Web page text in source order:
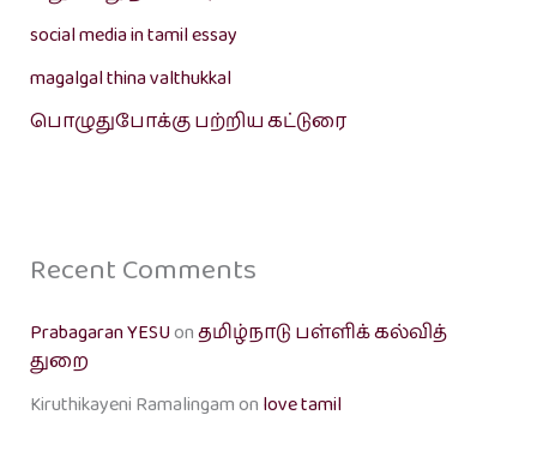
social media in tamil essay
magalgal thina valthukkal
பொழுதுபோக்கு பற்றிய கட்டுரை
Recent Comments
Prabagaran YESUonதமிழ்நாடு பள்ளிக் கல்வித்
துறை
Kiruthikayeni Ramalingamon love tamil